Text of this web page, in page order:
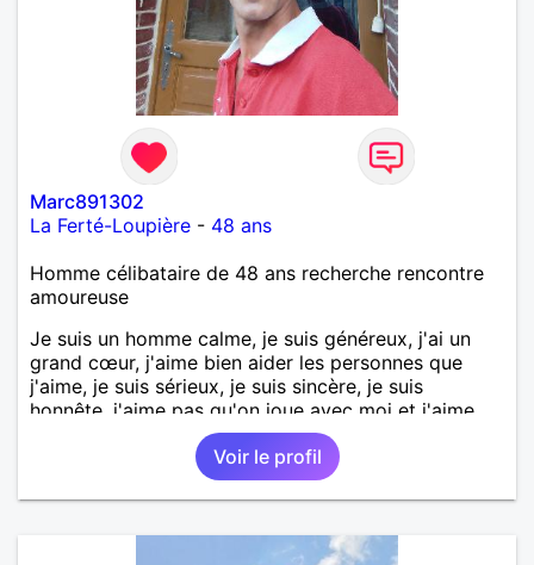
Marc891302
La Ferté-Loupière - 48 ans
Homme célibataire de 48 ans recherche rencontre
amoureuse
Je suis un homme calme, je suis généreux, j'ai un
grand cœur, j'aime bien aider les personnes que
j'aime, je suis sérieux, je suis sincère, je suis
honnête, j'aime pas qu'on joue avec moi et j'aime
pas les mensonges. Je cherche une relation
amoureuse et sérieuse.Voir le profil